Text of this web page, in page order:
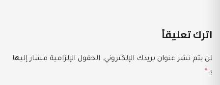
اترك تعليقاً
لن يتم نشر عنوان بريدك الإلكتروني. الحقول الإلزامية مشار إليها
بـ *